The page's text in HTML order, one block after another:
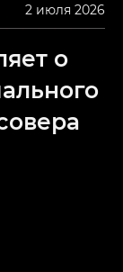
2 июля 2026
о